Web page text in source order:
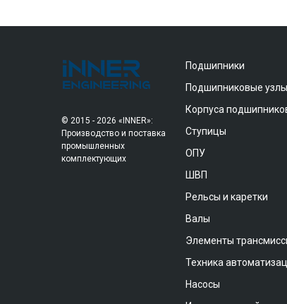
© 2015 - 2026 «INNER»:
Производство и поставка
промышленных
комплектующих
Подшипники
Подшипниковые узлы
Корпуса
Ступицы
ОПУ
ШВП
Рельсы и каретки
Валы
Элементы
Техника
Насосы